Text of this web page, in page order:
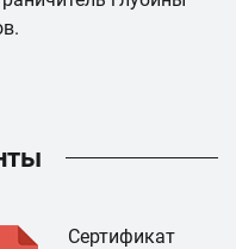
Сертификат